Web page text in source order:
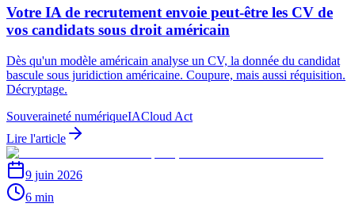
Votre IA de recrutement envoie peut-être les CV de
vos candidats sous droit américain
Dès qu'un modèle américain analyse un CV, la donnée du candidat
bascule sous juridiction américaine. Coupure, mais aussi réquisition.
Décryptage.
Souveraineté numériqueIACloud Act
Lire l'article
9 juin 2026
6 min